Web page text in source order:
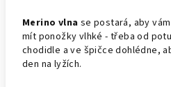
Merino vlna se postará, aby
mít ponožky vlhké - třeba od
chodidle a ve špičce dohlédne,
den na lyžích.